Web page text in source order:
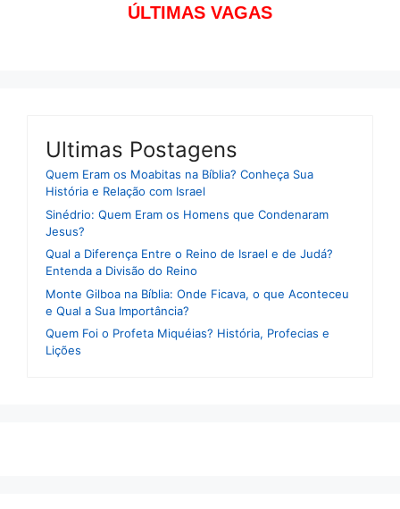
ÚLTIMAS VAGAS
Ultimas Postagens
Quem Eram os Moabitas na Bíblia? Conheça Sua
História e Relação com Israel
Sinédrio: Quem Eram os Homens que Condenaram
Jesus?
Qual a Diferença Entre o Reino de Israel e de Judá?
Entenda a Divisão do Reino
Monte Gilboa na Bíblia: Onde Ficava, o que Aconteceu
e Qual a Sua Importância?
Quem Foi o Profeta Miquéias? História, Profecias e
Lições